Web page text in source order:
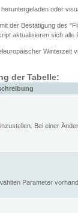
oder
der Bestätigung des
aktualisieren sich alle
Winterzeit
der Tabelle:
Bei einer
Parameter